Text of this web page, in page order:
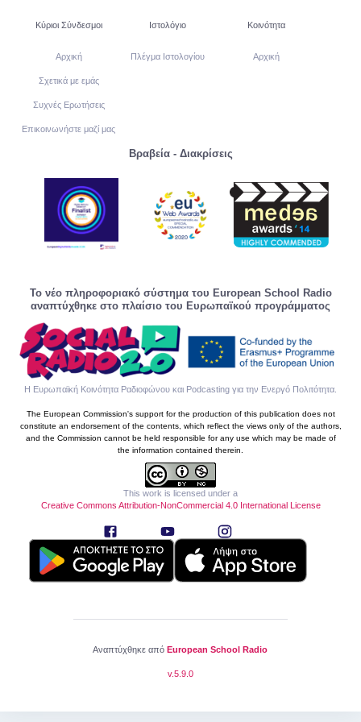
Το νέο πληροφοριακό σύστημα του European School Radio
αναπτύχθηκε στο πλαίσιο του Ευρωπαϊκού προγράμματος
Η Ευρωπαϊκή Κοινότητα Ραδιοφώνου και Podcasting για την Ενεργό Πολιτότητα
The European Commission's support for the production of this publication does not
constitute an endorsement of the contents, which reflect the views only of the authors,
and the Commission cannot be held responsible for any use which may be made of
the information contained therein.
This work is licensed under a
Creative Commons Attribution-NonCommercial 4.0 International License
Κύριοι Σύνδεσμοι
Αρχική
Σχετικά με εμάς
Συχνές Ερωτήσεις
Επικοινωνήστε μαζί μας
Ιστολόγιο
Πλέγμα Ιστολογίου
Κοινότητα
Αρχική
Βραβεία - Διακρίσεις
Αναπτύχθηκε από European School Radio
v.5.9.0